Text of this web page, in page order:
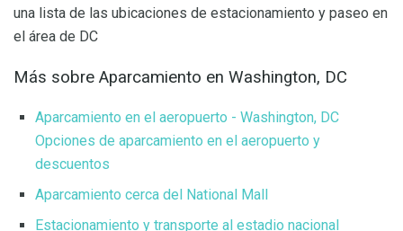
una lista de las ubicaciones de estacionamiento y paseo en
el área de DC
Más sobre Aparcamiento en Washington, DC
Aparcamiento en el aeropuerto - Washington, DC
Opciones de aparcamiento en el aeropuerto y
descuentos
Aparcamiento cerca del National Mall
Estacionamiento y transporte al estadio nacional